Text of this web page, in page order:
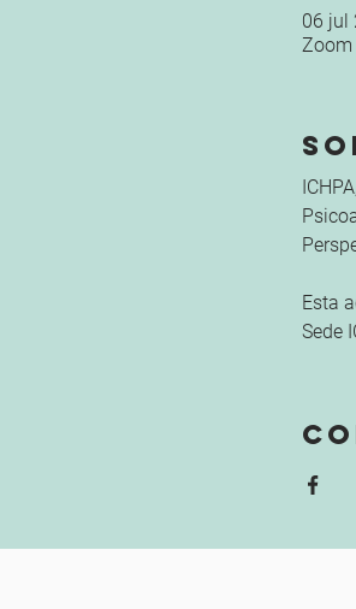
06 jul
Zoom
Esta
Sede